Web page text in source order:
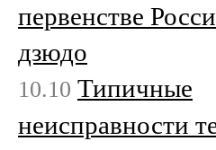
первенстве
дзюдо
10.10 Типичные
неисправности